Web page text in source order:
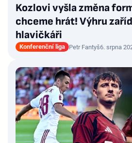
Kozlovi vyšla změna
chceme hrát! Výhru
hlavičkáři
Konferenční liga Petr Fantyš6. srpna